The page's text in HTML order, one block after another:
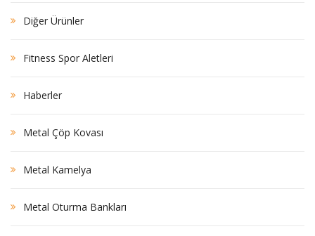
Diğer Ürünler
Fitness Spor Aletleri
Haberler
Metal Çöp Kovası
Metal Kamelya
Metal Oturma Bankları